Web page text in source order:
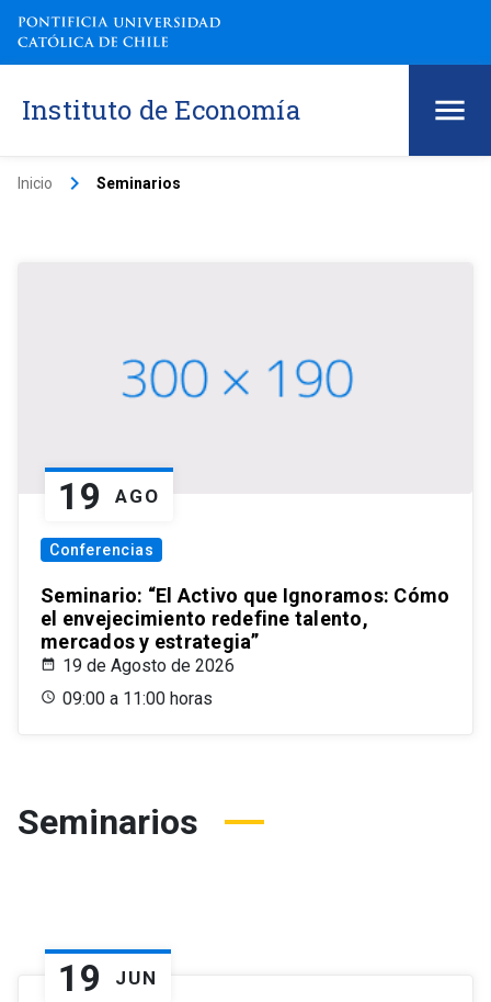
Instituto de Economía
Inicio keyboard_arrow_right Seminarios
19 AGO
Conferencias
Seminario: “El Activo que Ignoramos: Cómo
el envejecimiento redefine talento,
mercados y estrategia”
19 de Agosto de 2026
09:00 a 11:00 horas
Seminarios
19 JUN